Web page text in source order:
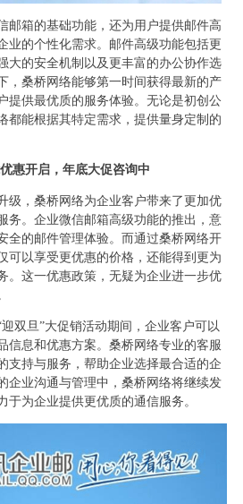
邮箱的基础功能，还为用户提供邮件高
业的个性化需求。邮件高级功能包括更
大的安全机制以及更丰富的办公协作选
，桑桥网络能够第一时间获得最新的产
提供最优质的服务体验。无论是初创公
都能根据其特定需求，提供量身定制的
惠开启，年底大促咨询中
级，桑桥网络为企业客户带来了更加优
务。企业微信邮箱高级功能的推出，意
全的邮件管理体验。而通过桑桥网络开
可以享受更优惠的价格，还能得到更为
。这一优惠政策，无疑为企业进一步优
双旦”大促销活动期间，企业客户可以
信息和优惠方案。桑桥网络专业的客服
支持与服务，帮助企业选择最合适的企
企业沟通与管理中，桑桥网络将继续发
于为企业提供更优质的通信服务。